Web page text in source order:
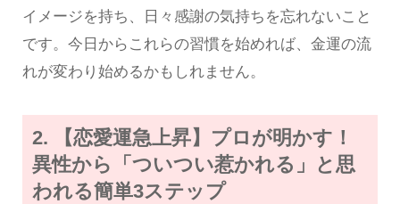
イメージを持ち、日々感謝の気持ちを忘れないこと
です。今日からこれらの習慣を始めれば、金運の流
れが変わり始めるかもしれません。
2. 【恋愛運急上昇】プロが明かす！
異性から「ついつい惹かれる」と思
われる簡単3ステップ